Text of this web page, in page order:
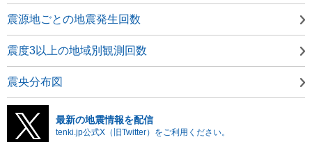
震源地ごとの地震発生回数
震度3以上の地域別観測回数
震央分布図
最新の地震情報を配信
tenki.jp公式X（旧Twitter）をご利用ください。